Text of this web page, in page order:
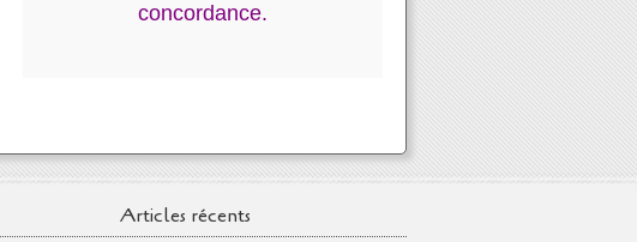
concordance.
Articles récents